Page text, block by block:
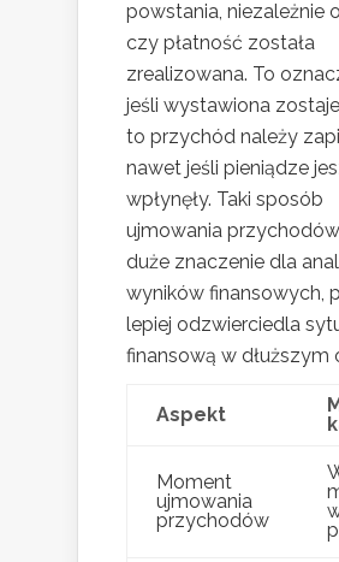
powstania, niezależnie
czy płatność została
zrealizowana. To
jeśli wystawiona
to przychód należy
nawet jeśli pieniądze
wpłynęły. Taki sposób
ujmowania
duże znaczenie dla
wyników finansowych,
lepiej odzwierciedla
finansową w dłuższym
Aspekt
Moment
ujmowania
przychodów